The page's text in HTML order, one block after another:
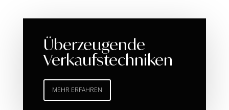
Überzeugende
Verkaufstechniken
MEHR ERFAHREN